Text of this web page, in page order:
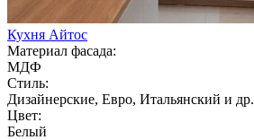
Кухня Айтос
Материал фасада:
МДФ
Стиль:
Дизайнерские, Евро, Итальянский и др.
Цвет:
Белый